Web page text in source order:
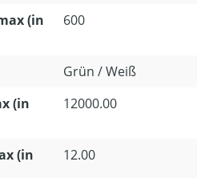
(in
600
Grün / Weiß
(in
12000.00
(in
12.00